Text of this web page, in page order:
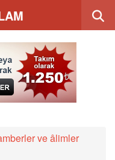
ve âlimler